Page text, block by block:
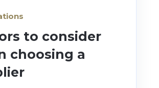
to consider
choosing a